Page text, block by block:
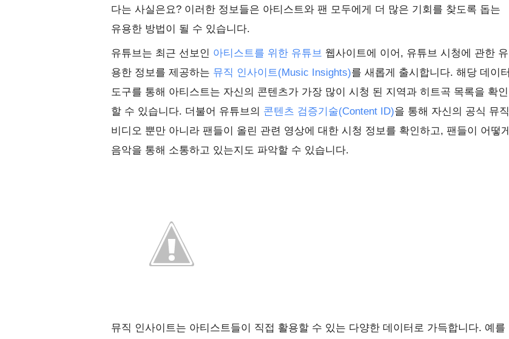
다는 사실은요? 이러한 정보들은 아티스트와 팬 모두에게 더 많은 기회를 찾도록 돕는
유용한 방법이 될 수 있습니다.
유튜브는 최근 선보인 아티스트를 위한 유튜브 웹사이트에 이어, 유튜브 시청에 관한 유
용한 정보를 제공하는 뮤직 인사이트(Music Insights)를 새롭게 출시합니다. 해당 데이터
도구를 통해 아티스트는 자신의 콘텐츠가 가장 많이 시청 된 지역과 히트곡 목록을 확인
할 수 있습니다. 더불어 유튜브의 콘텐츠 검증기술(Content ID)을 통해 자신의 공식 뮤직
비디오 뿐만 아니라 팬들이 올린 관련 영상에 대한 시청 정보를 확인하고, 팬들이 어떻게
음악을 통해 소통하고 있는지도 파악할 수 있습니다.
뮤직 인사이트는 아티스트들이 직접 활용할 수 있는 다양한 데이터로 가득합니다. 예를